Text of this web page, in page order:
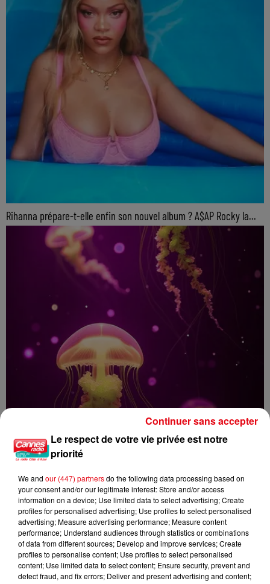
Rihanna prépare-t-elle enfin son nouvel album ? A$AP Rocky la...
Piqûre de méduse : les bons gestes à adopter et les erreurs à
éviter
Le respect de votre vie privée est notre
priorité
We and our (447) partnersdo the following data processing based on
your consent and/or our legitimate interest: Store and/or access
information on a device; Use limited data to select advertising; Create
profiles for personalised advertising; Use profiles to select personalised
advertising; Measure advertising performance; Measure content
performance; Understand audiences through statistics or combinations
of data from different sources; Develop and improve services; Create
profiles to personalise content; Use profiles to select personalised
content; Use limited data to select content; Ensure security, prevent and
detect fraud, and fix errors; Deliver and present advertising and content;
Continuer sans accepter